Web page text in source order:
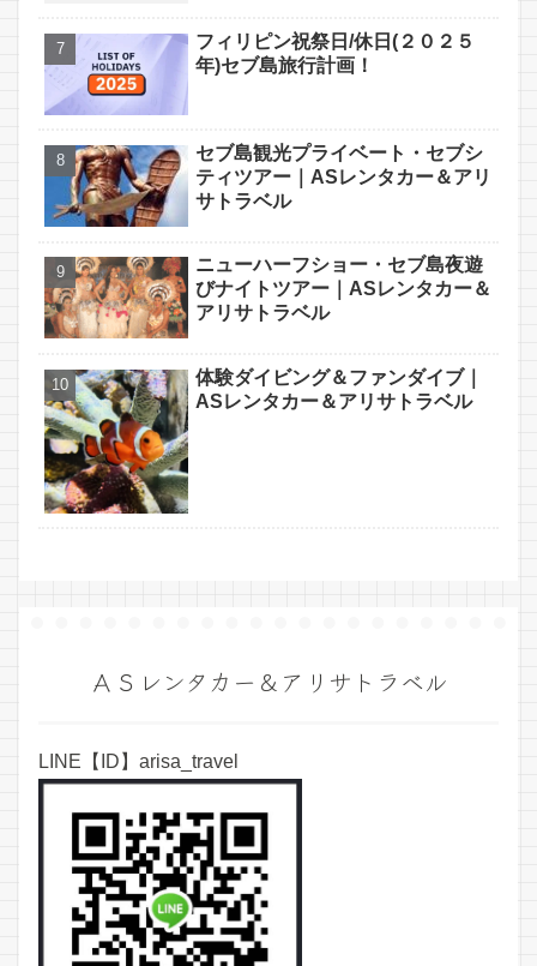
フィリピン祝祭日/休日(２０２５
年)セブ島旅行計画！
セブ島観光プライベート・セブシ
ティツアー｜ASレンタカー＆アリ
サトラベル
ニューハーフショー・セブ島夜遊
びナイトツアー｜ASレンタカー＆
アリサトラベル
体験ダイビング＆ファンダイブ｜
ASレンタカー＆アリサトラベル
ＡＳレンタカー＆アリサトラベル
LINE【ID】arisa_travel